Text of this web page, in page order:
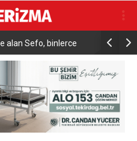
binlerce Sanatçı Cansever